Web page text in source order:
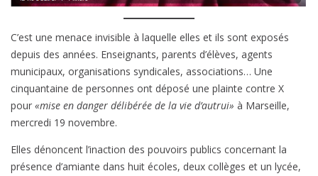
C’est une menace invisible à laquelle elles et ils sont exposés
depuis des années. Enseignants, parents d’élèves, agents
municipaux, organisations syndicales, associations… Une
cinquantaine de personnes ont déposé une plainte contre X
pour «mise en danger délibérée de la vie d’autrui» à Marseille,
mercredi 19 novembre.
Elles dénoncent l’inaction des pouvoirs publics concernant la
présence d’amiante dans huit écoles, deux collèges et un lycée,